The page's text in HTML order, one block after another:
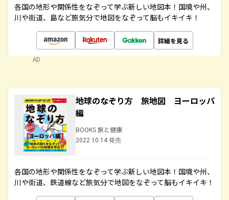
各国の地形や関係性をなぞって学ぶ新しい地図本！国境や州、
川や街道、島など旅気分で地図をなぞって脳もイキイキ！
詳細を見る
AD
地球のなぞり方 旅地図 ヨーロッパ
編
BOOKS 旅と健康
2022.10.14 発売
各国の地形や関係性をなぞって学ぶ新しい地図本！国境や州、
川や街道、鉄道線など旅気分で地図をなぞって脳もイキイキ！